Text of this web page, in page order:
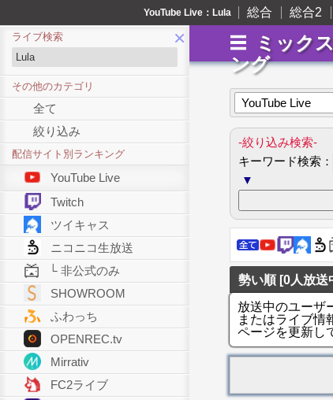
YouTube Live：Lula 総合 総合2
ミック
ング
×
ライブ検索
その他のカテゴリ
全て
絞り込み
配信サイト別ランキング
YouTube Live
Twitch
ツイキャス
ニコニコ生放送
└ 非公式のみ
SHOWROOM
ふわっち
OPENREC.tv
Mirrativ
FC2ライブ
YouTube Live
-絞り込み検索-
キーワード検索：
▼
勢い順 [0人放送
放送中のユーザ
またはライブ情
ページを更新し